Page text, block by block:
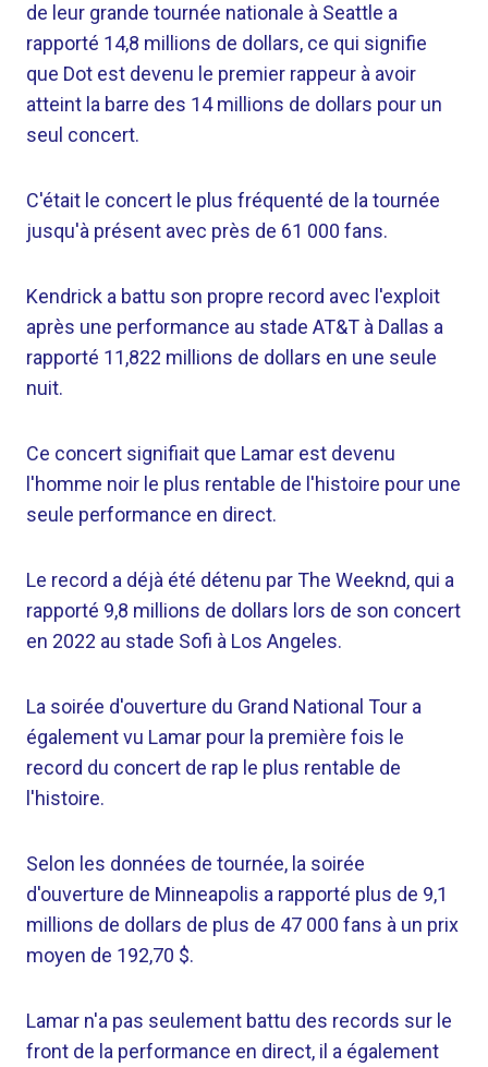
de leur grande tournée nationale à Seattle a
rapporté 14,8 millions de dollars, ce qui signifie
que Dot est devenu le premier rappeur à avoir
atteint la barre des 14 millions de dollars pour un
seul concert.
C'était le concert le plus fréquenté de la tournée
jusqu'à présent avec près de 61 000 fans.
Kendrick a battu son propre record avec l'exploit
après une performance au stade AT&T à Dallas a
rapporté 11,822 millions de dollars en une seule
nuit.
Ce concert signifiait que Lamar est devenu
l'homme noir le plus rentable de l'histoire pour une
seule performance en direct.
Le record a déjà été détenu par The Weeknd, qui a
rapporté 9,8 millions de dollars lors de son concert
en 2022 au stade Sofi à Los Angeles.
La soirée d'ouverture du Grand National Tour a
également vu Lamar pour la première fois le
record du concert de rap le plus rentable de
l'histoire.
Selon les données de tournée, la soirée
d'ouverture de Minneapolis a rapporté plus de 9,1
millions de dollars de plus de 47 000 fans à un prix
moyen de 192,70 $.
Lamar n'a pas seulement battu des records sur le
front de la performance en direct, il a également